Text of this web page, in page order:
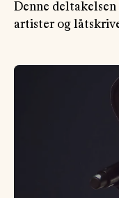
Denne
artister og